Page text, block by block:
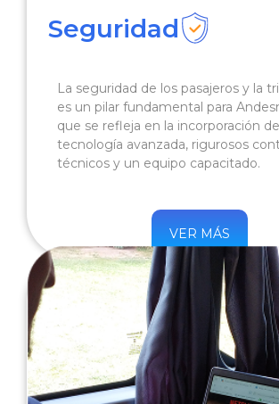
Seguridad
La seguridad de los pasajeros y la
es un pilar fundamental para
que se refleja en la incorporación de
tecnología avanzada, rigurosos
técnicos y un equipo capacitado.
VER MÁS